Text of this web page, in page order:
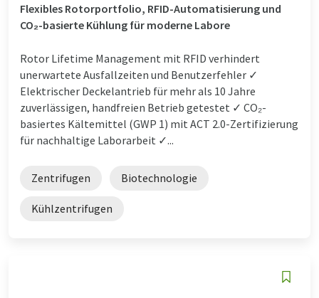
Flexibles Rotorportfolio, RFID-Automatisierung und
CO₂-basierte Kühlung für moderne Labore
Rotor Lifetime Management mit RFID verhindert
unerwartete Ausfallzeiten und Benutzerfehler ✓
Elektrischer Deckelantrieb für mehr als 10 Jahre
zuverlässigen, handfreien Betrieb getestet ✓ CO₂-
basiertes Kältemittel (GWP 1) mit ACT 2.0-Zertifizierung
für nachhaltige Laborarbeit ✓...
Zentrifugen Biotechnologie
Kühlzentrifugen